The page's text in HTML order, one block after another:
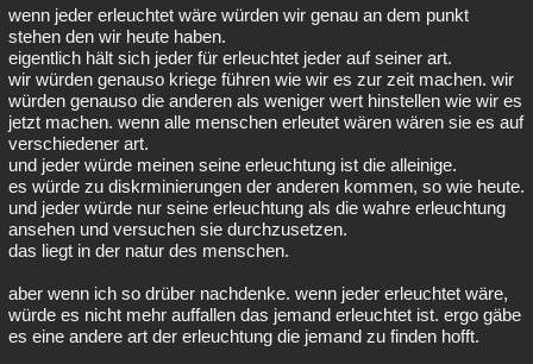
wenn jeder erleuchtet wäre würden wir genau an dem punkt
stehen den wir heute haben.
eigentlich hält sich jeder für erleuchtet jeder auf seiner art.
wir würden genauso kriege führen wie wir es zur zeit machen. wir
würden genauso die anderen als weniger wert hinstellen wie wir es
jetzt machen. wenn alle menschen erleutet wären wären sie es auf
verschiedener art.
und jeder würde meinen seine erleuchtung ist die alleinige.
es würde zu diskrminierungen der anderen kommen, so wie heute.
und jeder würde nur seine erleuchtung als die wahre erleuchtung
ansehen und versuchen sie durchzusetzen.
das liegt in der natur des menschen.
aber wenn ich so drüber nachdenke. wenn jeder erleuchtet wäre,
würde es nicht mehr auffallen das jemand erleuchtet ist. ergo gäbe
es eine andere art der erleuchtung die jemand zu finden hofft.